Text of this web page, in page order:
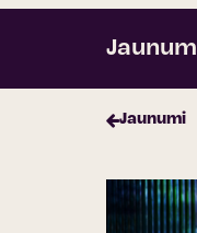
Jaunumi